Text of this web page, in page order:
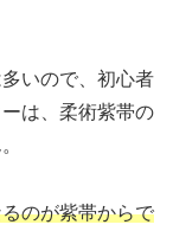
いので、初心者
は、柔術紫帯の
のが紫帯からで